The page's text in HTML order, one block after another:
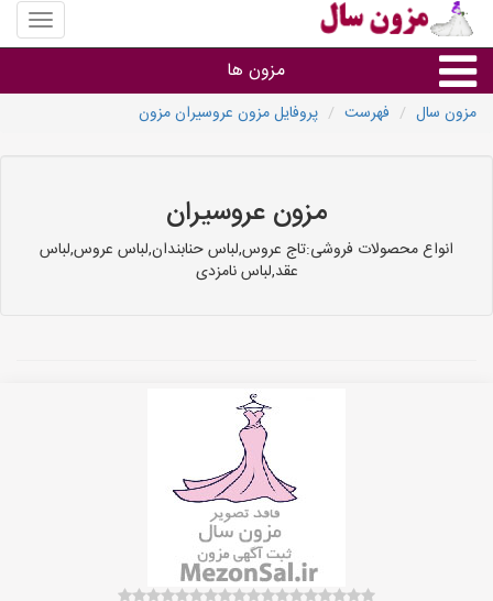
منوی
سایت
سال
مزون ها
استان ها
مزون سال فهرست پروفایل مزون عروسیران مزون
مزون عروسیران
انواع محصولات فروشی:تاج عروس,لباس حنابندان,لباس عروس,لباس
عقد,لباس نامزدی